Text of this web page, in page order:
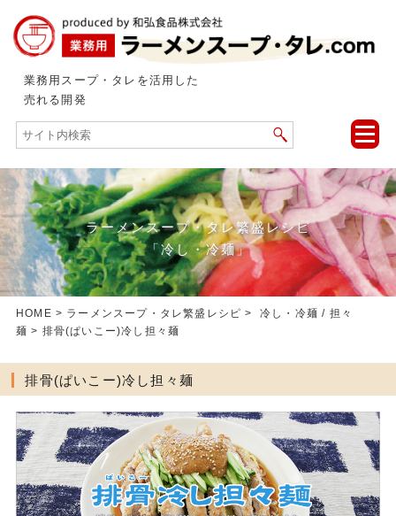
業務用スープ・タレを活用した
売れる開発
toggle
ラーメンスープ・タレ繁盛レシピ
「冷し・冷麺」
HOME > ラーメンスープ・タレ繁盛レシピ >冷し・冷麺 / 担々
麺 > 排骨(ぱいこー)冷し担々麺
排骨(ぱいこー)冷し担々麺